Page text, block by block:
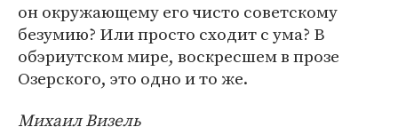
он окружающему его чисто советскому
безумию? Или просто сходит с ума? В
обэриутском мире, воскресшем в прозе
Озерского, это одно и то же.
Михаил Визель